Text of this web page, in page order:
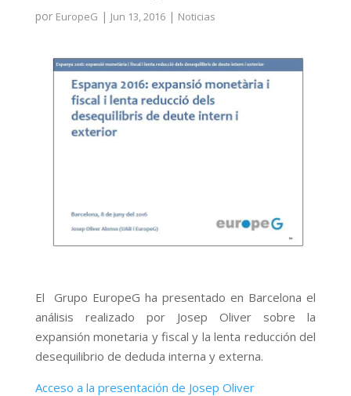
por EuropeG | Jun 13, 2016| Noticias
El Grupo EuropeG ha presentado en Barcelona el
análisis realizado por Josep Oliver sobre la
expansión monetaria y fiscal y la lenta reducción del
desequilibrio de deduda interna y externa.
Acceso a la presentación de Josep Oliver